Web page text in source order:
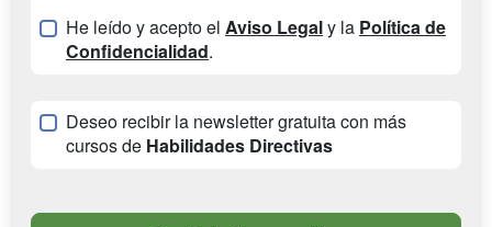
He leído y acepto el Aviso Legaly la Política de
Confidencialidad.
Deseo recibir la newsletter gratuita con más
cursos de Habilidades Directivas